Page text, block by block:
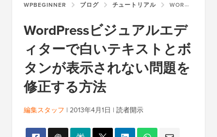
WPBEGINNER ブログ チュートリアル WORDPRESSビジュアルエディターで白いテキストとボタンが表示されない問題を修正する方法
WordPressビジュアルエデ
ィターで白いテキストとボ
タンが表示されない問題を
修正する方法
編集スタッフ | 2013年4月1日 | 読者開示